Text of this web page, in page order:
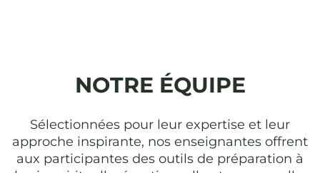
NOTRE ÉQUIPE
Sélectionnées pour leur expertise et leur
approche inspirante, nos enseignantes offrent
aux participantes des outils de préparation à